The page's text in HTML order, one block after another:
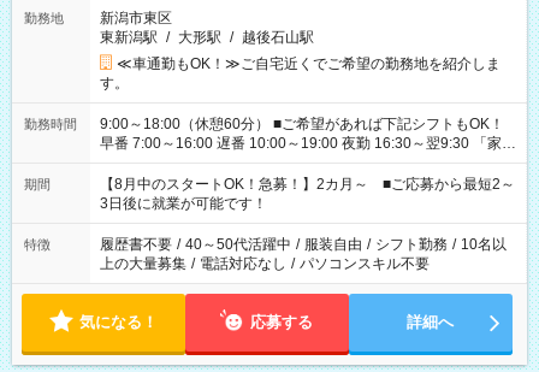
勤務地
新潟市東区
東新潟駅 / 大形駅 / 越後石山駅
≪車通勤もOK！≫ご自宅近くでご希望の勤務地を紹介しま
す。
勤務時間
9:00～18:00（休憩60分） ■ご希望があれば下記シフトもOK！
早番 7:00～16:00 遅番 10:00～19:00 夜勤 16:30～翌9:30 「家族
と休みを合わせたい」 「余裕を持って夕飯の準備がしたい」
「できれば残業はしたくない」 など、ご希望を教えてください
ね。 ※Wワーク希望の方へ 今ご覧のお仕事で希望する勤務時間
と、もう1つのお仕事の勤務時間。 合計で週40時間を超える場
合は応募できません。
期間
【8月中のスタートOK！急募！】2カ月～ ■ご応募から最短2～
3日後に就業が可能です！
特徴 履歴書不要 / 40～50代活躍中 / 服装自由 / シフト勤務 / 10名以
上の大量募集 / 電話対応なし / パソコンスキル不要
気になる！ 応募する 詳細へ